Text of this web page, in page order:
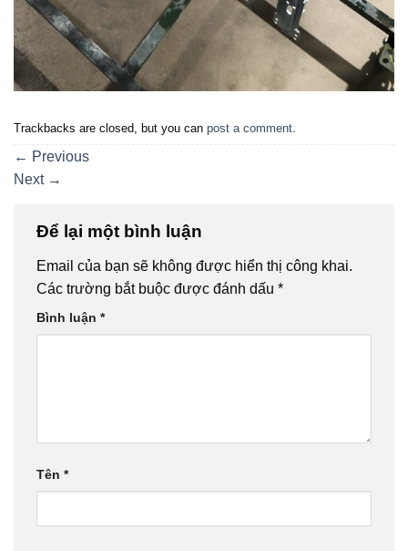
Trackbacks are closed, but you can post a comment
← Previous
Next →
Để lại một bình luận
Email của bạn sẽ không được hiển thị công khai.
Các trường bắt buộc được đánh dấu *
Bình luận *
Tên *